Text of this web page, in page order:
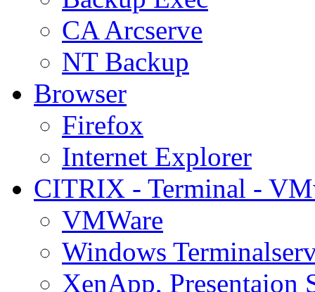
CA Arcserve
NT Backup
Browser
Firefox
Internet Explorer
CITRIX - Terminal -
VMWare
Windows
XenApp, Presentaion